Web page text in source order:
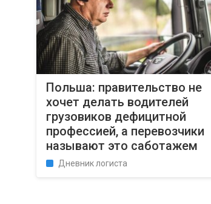
Польша: правительство не
хочет делать водителей
грузовиков дефицитной
профессией, а перевозчики
называют это саботажем
Дневник логиста